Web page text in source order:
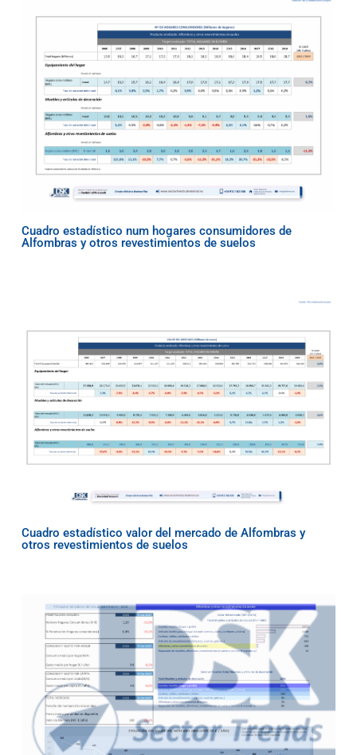
Cuadro estadístico num hogares consumidores de
Alfombras y otros revestimientos de suelos
Cuadro estadístico valor del mercado de Alfombras y
otros revestimientos de suelos